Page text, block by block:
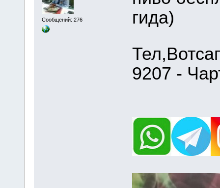
Сообщений: 276
гида)
9207 -